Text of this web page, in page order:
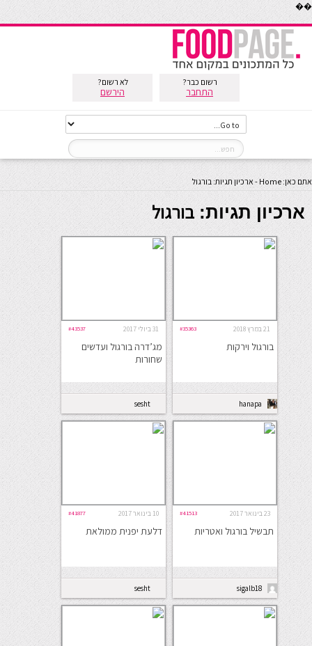
��
רשום כבר?
התחבר
לא רשום?
הירשם
אתם כאן: Home
-ארכיון תגיות: בורגול
ארכיון תגיות:בורגול
21 במרץ 2018 #35363
בורגול וירקות
hanapa
31 ביולי 2017 #43537
מג’דרה בורגול ועדשים
שחורות
sesht
23 בינואר 2017 #41513
תבשיל בורגול ואטריות
sigalb18
10 בינואר 2017 #41877
דלעת יפנית ממולאת
sesht